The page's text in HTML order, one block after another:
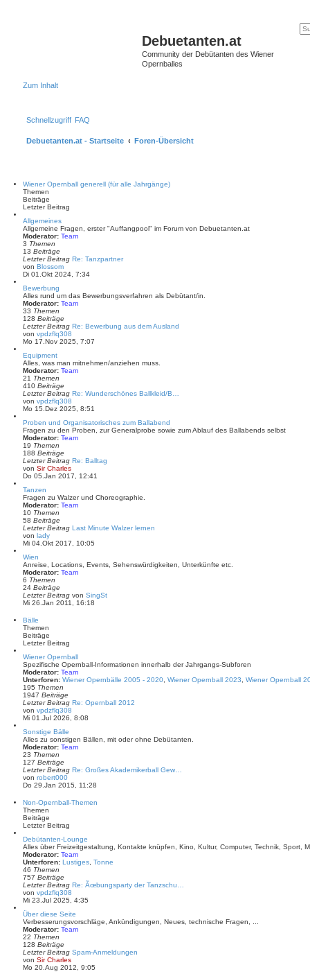
Debuetanten.at
Community der Debütanten des Wiener
Opernballes
Zum Inhalt
Schnellzugriff FAQ
Debuetanten.at - Startseite Foren-Übersicht
Wiener Opernball generell (für alle Jahrgänge)
Themen
Beiträge
Letzter Beitrag
Allgemeines
Allgemeine Fragen, erster "Auffangpool" im Forum von Debuetanten.at
Moderator: Team
3 Themen
13 Beiträge
Letzter Beitrag Re: Tanzpartner
von BlossomN
e
s
t
r
B
e
i
a
g
Di 01.Okt 2024, 7:34
Bewerbung
Alles rund um das Bewerbungsverfahren als Debütant/in.
Moderator: Team
33 Themen
128 Beiträge
Letzter Beitrag Re: Bewerbung aus dem Ausland
von vpdzflq308
e
s
t
B
i
r
a
g
Mo 17.Nov 2025, 7:07
Equipment
Alles, was man mitnehmen/anziehen muss.
Moderator: Team
21 Themen
410 Beiträge
Letzter Beitrag Re: Wunderschönes Ballkleid/B…
von vpdzflq308
e
e
s
t
B
i
a
g
Mo 15.Dez 2025, 8:51
Proben und Organisatorisches zum Ballabend
Fragen zu den Proben, zur Generalprobe sowie zum Ablauf des Ballabends selbst
Moderator: Team
19 Themen
188 Beiträge
Letzter Beitrag Re: Balltag
von Sir CharlesN
e
s
t
B
i
a
g
Do 05.Jan 2017, 12:41
Tanzen
Fragen zu Walzer und Choreographie.
Moderator: Team
10 Themen
58 Beiträge
Letzter Beitrag Last Minute Walzer lernen
von ladyN
e
s
t
e
r
B
e
g
Mi 04.Okt 2017, 10:05
Wien
Anreise, Locations, Events, Sehenswürdigkeiten, Unterkünfte etc.
Moderator: Team
6 Themen
24 Beiträge
Letzter Beitrag von SingStN
e
t
g
Mi 26.Jan 2011, 16:18
Bälle
Themen
Beiträge
Letzter Beitrag
Wiener Opernball
Spezifische Opernball-Informationen innerhalb der Jahrgangs-Subforen
Moderator: Team
Unterforen: Wiener Opernbälle 2005 - 2020 Wiener Opernball 2023
Wiener Opernball
195 Themen
1947 Beiträge
Letzter Beitrag Re: Opernball 2012
von vpdzflq308
e
s
t
B
i
r
Mi 01.Jul 2026, 8:08
Sonstige Bälle
Alles zu sonstigen Bällen, mit oder ohne Debütanten.
Moderator: Team
23 Themen
127 Beiträge
Letzter Beitrag Re: Großes Akademikerball Gew…
von robert000N
e
e
s
r
B
e
i
t
g
Do 29.Jan 2015, 11:28
Non-Opernball-Themen
Themen
Beiträge
Letzter Beitrag
Debütanten-Lounge
Alles über Freizeitgestaltung, Kontakte knüpfen, Kino, Kultur, Computer, Technik, Sport,
Moderator: Team
Unterforen: Lustiges Tonne
46 Themen
757 Beiträge
Letzter Beitrag Re: Ãœbungsparty der Tanzschu…
von vpdzflq308
e
e
s
t
B
i
Mi 23.Jul 2025, 4:35
Über diese Seite
Verbesserungsvorschläge, Ankündigungen, Neues, technische Fragen, ...
Moderator: Team
22 Themen
128 Beiträge
Letzter Beitrag Spam-Anmeldungen
von Sir CharlesN
e
Mo 20.Aug 2012, 9:05